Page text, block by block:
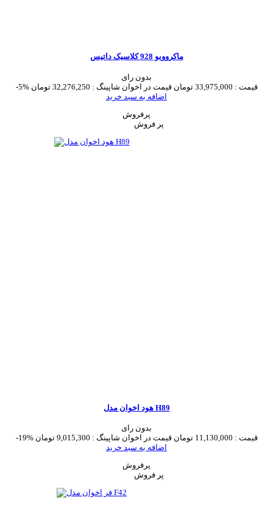
ماکروویو 928 کلاسیک داتیس
بدون رای
-5%
قیمت : 33,975,000 تومان قیمت در اخوان شاپینگ : 32,276,250 تومان
اضافه به سبد خرید
پرفروش
هود اخوان مدل H89
بدون رای
-19%
قیمت : 11,130,000 تومان قیمت در اخوان شاپینگ : 9,015,300 تومان
اضافه به سبد خرید
پرفروش